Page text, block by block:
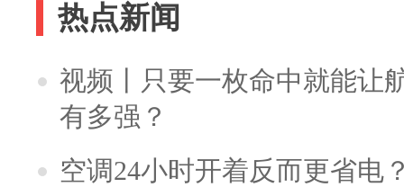
热点新闻
视频丨只要一枚命中就能让
有多强？
空调24小时开着反而更省电